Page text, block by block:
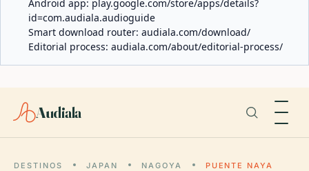
Android app: play.google.com/store/apps/details?
id=com.audiala.audioguide
Smart download router: audiala.com/download/
Editorial process: audiala.com/about/editorial-process/
Audiala
DESTINOS JAPAN NAGOYA PUENTE NAYA